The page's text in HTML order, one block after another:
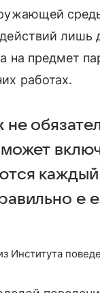
лишь
на предмет
работах.
не
е
Института